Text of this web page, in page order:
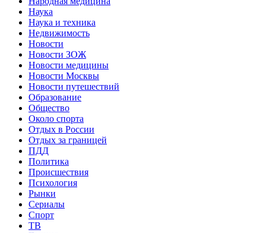
Наука
Наука и техника
Недвижимость
Новости
Новости ЗОЖ
Новости медицины
Новости Москвы
Новости путешествий
Образование
Общество
Около спорта
Отдых в России
Отдых за границей
ПДД
Политика
Происшествия
Психология
Рынки
Сериалы
Спорт
ТВ